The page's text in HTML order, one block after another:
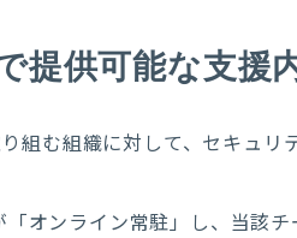
提供可能な支援
む組織に対して、セキュリ
オンライン常駐」し、当該